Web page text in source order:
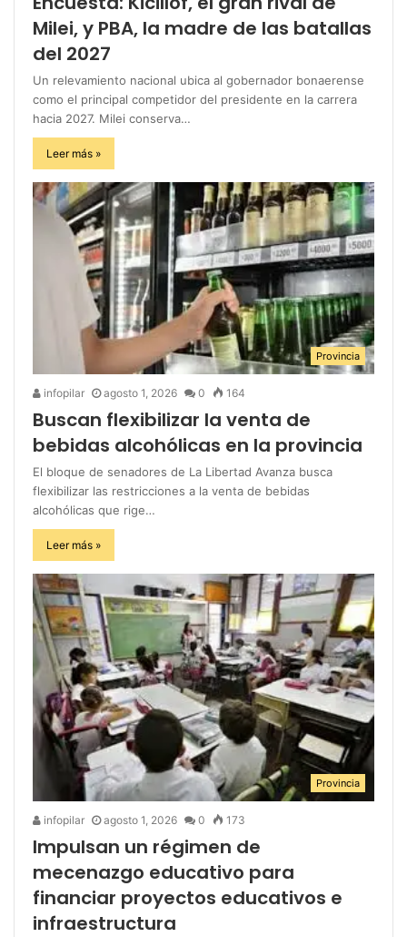
Milei, y PBA, la madre de las batallas
del 2027
Un relevamiento nacional ubica al gobernador bonaerense
como el principal competidor del presidente en la carrera
hacia 2027. Milei conserva…
Leer más »
Provincia
infopilar agosto 1, 2026 0 164
Buscan flexibilizar la venta de
bebidas alcohólicas en la provincia
El bloque de senadores de La Libertad Avanza busca
flexibilizar las restricciones a la venta de bebidas
alcohólicas que rige…
Leer más »
Provincia
infopilar agosto 1, 2026 0 173
Impulsan un régimen de
mecenazgo educativo para
financiar proyectos educativos e
infraestructura